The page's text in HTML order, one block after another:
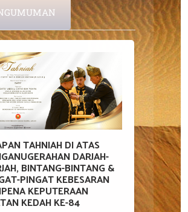
TAHNIAH DI ATAS
DARJAH-
BINTANG-BINTANG &
PINGAT KEBESARAN
KEPUTERAAN
KEDAH KE-84